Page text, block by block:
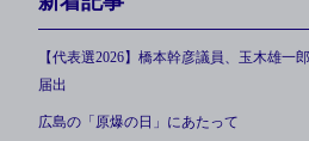
【代表選2026】橋本幹彦議員、玉木雄一
届出
広島の「原爆の日」にあたって